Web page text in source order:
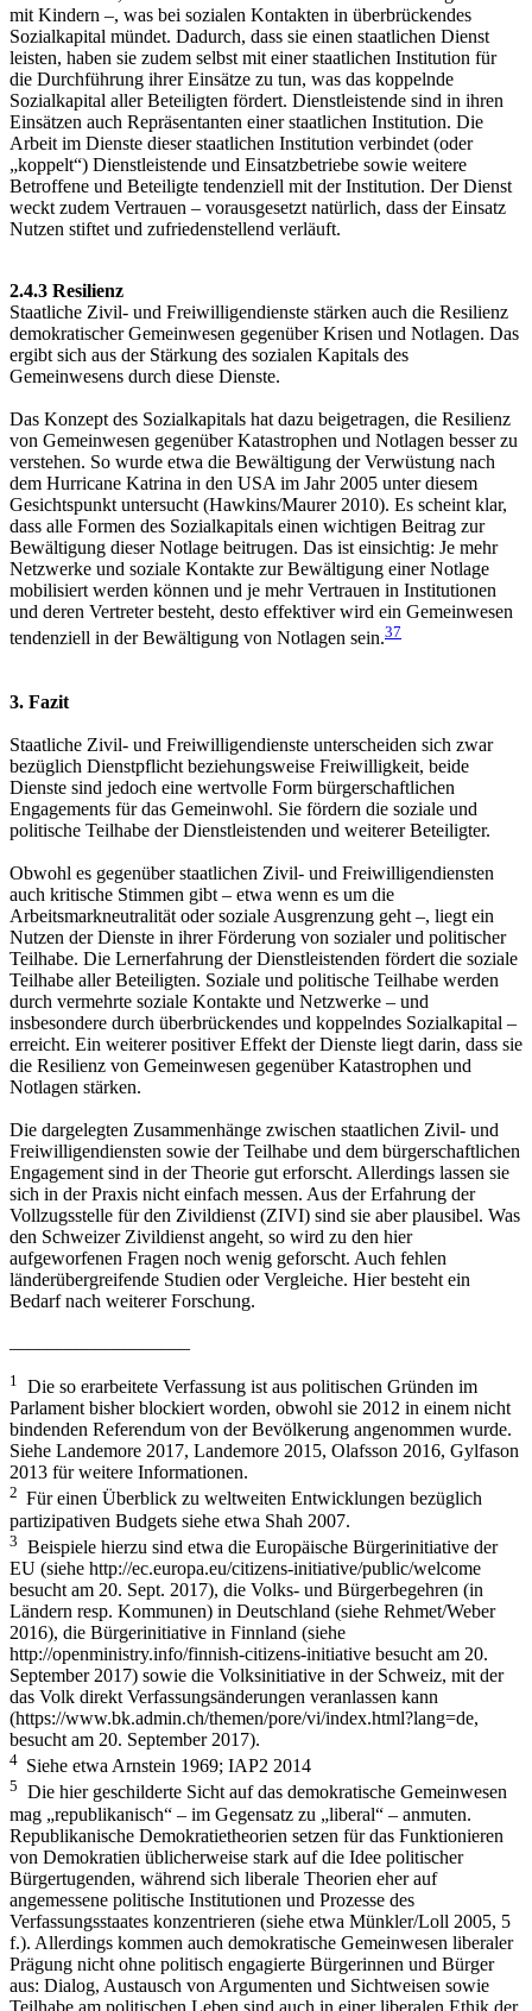
mit Kindern –, was bei sozialen Kontakten in überbrückendes
Sozialkapital mündet. Dadurch, dass sie einen staatlichen Dienst
leisten, haben sie zudem selbst mit einer staatlichen Institution für
die Durchführung ihrer Einsätze zu tun, was das koppelnde
Sozialkapital aller Beteiligten fördert. Dienstleistende sind in ihren
Einsätzen auch Repräsentanten einer staatlichen Institution. Die
Arbeit im Dienste dieser staatlichen Institution verbindet (oder
„koppelt“) Dienstleistende und Einsatzbetriebe sowie weitere
Betroffene und Beteiligte tendenziell mit der Institution. Der Dienst
weckt zudem Vertrauen – vorausgesetzt natürlich, dass der Einsatz
Nutzen stiftet und zufriedenstellend verläuft.
2.4.3 Resilienz
Staatliche Zivil- und Freiwilligendienste stärken auch die Resilienz
demokratischer Gemeinwesen gegenüber Krisen und Notlagen. Das
ergibt sich aus der Stärkung des sozialen Kapitals des
Gemeinwesens durch diese Dienste.
Das Konzept des Sozialkapitals hat dazu beigetragen, die Resilienz
von Gemeinwesen gegenüber Katastrophen und Notlagen besser zu
verstehen. So wurde etwa die Bewältigung der Verwüstung nach
dem Hurricane Katrina in den USA im Jahr 2005 unter diesem
Gesichtspunkt untersucht (Hawkins/Maurer 2010). Es scheint klar,
dass alle Formen des Sozialkapitals einen wichtigen Beitrag zur
Bewältigung dieserNotlage beitrugen. Das ist einsichtig: Je mehr
Netzwerke und soziale Kontakte zur Bewältigung einer Notlage
mobilisiert werden können und je mehr Vertrauen in Institutionen
und deren Vertreter besteht, desto effektiver wird ein Gemeinwesen
tendenziell in der Bewältigung von Notlagen sein.37
3. Fazit
Staatliche Zivil- und Freiwilligendienste unterscheiden sich zwar
bezüglich Dienstpflicht beziehungsweise Freiwilligkeit, beide
Dienste sind jedoch eine wertvolle Form bürgerschaftlichen
Engagements für das Gemeinwohl. Sie fördern die soziale und
politische Teilhabe der Dienstleistenden und weiterer Beteiligter.
Obwohl es gegenüber staatlichen Zivil- und Freiwilligendiensten
auch kritische Stimmen gibt – etwa wenn es um die
Arbeitsmarkneutralität oder soziale Ausgrenzung geht –, liegt ein
Nutzen der Dienste in ihrer Förderung von sozialer und politischer
Teilhabe. Die Lernerfahrung der Dienstleistenden fördert die soziale
Teilhabe aller Beteiligten. Soziale und politische Teilhabe werden
durch vermehrte soziale Kontakte und Netzwerke – und
insbesondere durch überbrückendes und koppelndes Sozialkapital –
erreicht. Ein weiterer positiver Effekt der Dienste liegt darin, dass sie
die Resilienz von Gemeinwesen gegenüber Katastrophen und
Notlagen stärken.
Die dargelegten Zusammenhänge zwischen staatlichen Zivil- und
Freiwilligendiensten sowie der Teilhabe und dem bürgerschaftlichen
Engagement sind in der Theorie gut erforscht. Allerdings lassen sie
sich in der Praxis nicht einfach messen. Aus der Erfahrung der
Vollzugsstelle für den Zivildienst (ZIVI) sind sie aber plausibel. Was
den Schweizer Zivildienst angeht, so wird zu den hier
aufgeworfenen Fragen noch wenig geforscht. Auch fehlen
länderübergreifende Studien oder Vergleiche. Hier besteht ein
Bedarf nach weiterer Forschung.
1
Die so erarbeitete Verfassung ist aus politischen Gründen im
Parlament bisher blockiert worden, obwohl sie 2012 in einem nicht
bindenden Referendum von der Bevölkerung angenommen wurde.
Siehe Landemore 2017, Landemore 2015, Olafsson 2016, Gylfason
2013 für weitere Informationen.
2 Für einen Überblick zu weltweiten Entwicklungen bezüglich
partizipativen Budgets siehe etwa Shah 2007.
3 Beispiele hierzu sind etwa die Europäische Bürgerinitiative der
EU (siehe http://ec.europa.eu/citizens-initiative/public/welcome
besucht am 20. Sept. 2017), die Volks- und Bürgerbegehren (in
Ländern resp. Kommunen) in Deutschland (siehe Rehmet/Weber
2016), die Bürgerinitiative in Finnland (siehe
http://openministry.info/finnish-citizens-initiative besucht am 20.
September 2017) sowie die Volksinitiative in der Schweiz, mit der
das Volk direkt Verfassungsänderungen veranlassen kann
(https://www.bk.admin.ch/themen/pore/vi/index.html?lang=de,
besucht am 20. September 2017).
4 Siehe etwa Arnstein 1969; IAP2 2014
5 Die hier geschilderte Sicht auf das demokratische Gemeinwesen
mag „republikanisch“ – im Gegensatz zu „liberal“ – anmuten.
Republikanische Demokratietheorien setzen für das Funktionieren
von Demokratien üblicherweise stark auf die Idee politischer
Bürgertugenden, während sich liberale Theorien eher auf
angemessene politische Institutionen und Prozesse des
Verfassungsstaates konzentrieren (siehe etwa Münkler/Loll 2005, 5
f.). Allerdings kommen auch demokratische Gemeinwesen liberaler
Prägung nicht ohne politisch engagierte Bürgerinnen und Bürger
aus: Dialog, Austausch von Argumenten und Sichtweisen sowie
Teilhabe am politischen Leben sind auch in einer liberalen Ethik der